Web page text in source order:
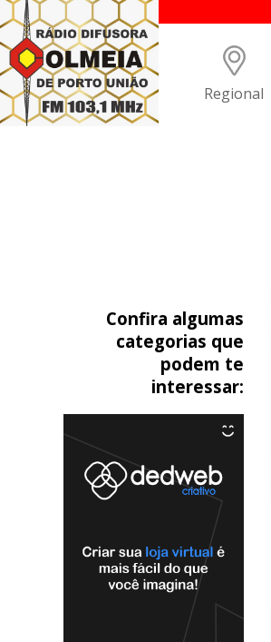
Regional
Confira algumas
categorias que
podem te
interessar: